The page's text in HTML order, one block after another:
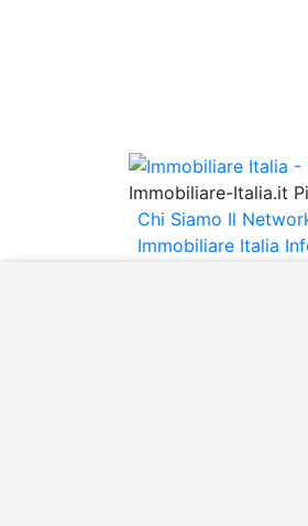
Immobiliare-Italia.it
Chi Siamo Il
Immobiliare Italia
Gli annunci
italia.it quindi non è